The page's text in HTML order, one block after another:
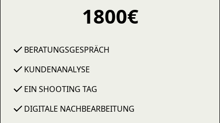
1800€
BERATUNGSGESPRÄCH
KUNDENANALYSE
EIN SHOOTING TAG
DIGITALE NACHBEARBEITUNG